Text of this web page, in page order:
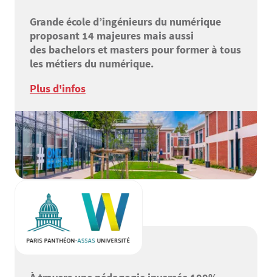
Grande école d’ingénieurs du numérique
proposant 14 majeures mais aussi
des bachelors et masters pour former à tous
les métiers du numérique.
Plus d'infos